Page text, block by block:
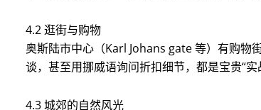
4.2 逛街与购物
奥斯陆市中心（Karl Johans gate 等）有购物
谈，甚至用挪威语询问折扣细节，都是宝贵“
4.3 城郊的自然风光